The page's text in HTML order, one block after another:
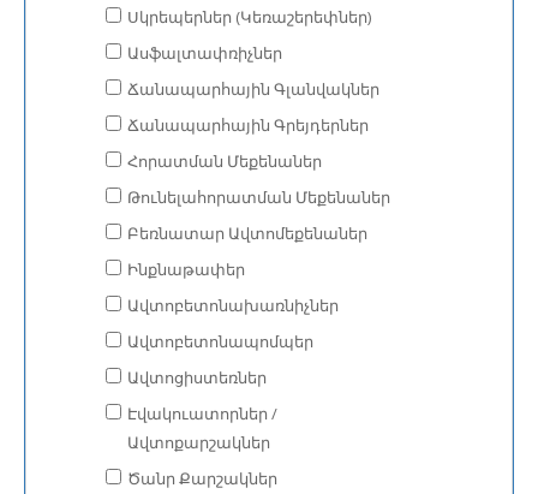
Սկրեպերներ (Կեռաշերեփներ)
Ասֆալտափռիչներ
Ճանապարհային Գլանվակներ
Ճանապարհային Գրեյդերներ
Հորատման Մեքենաներ
Թունելահորատման Մեքենաներ
Բեռնատար Ավտոմեքենաներ
Ինքնաթափեր
Ավտոբետոնախառնիչներ
Ավտոբետոնապոմպեր
Ավտոցիստեռներ
Էվակուատորներ /
Ավտոքարշակներ
Ծանր Քարշակներ